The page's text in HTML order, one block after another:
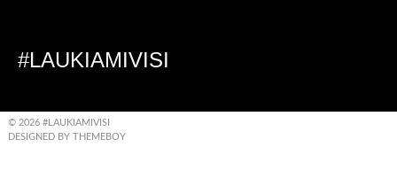
#LAUKIAMIVISI
© 2026 #LAUKIAMIVISI
DESIGNED BY THEMEBOY